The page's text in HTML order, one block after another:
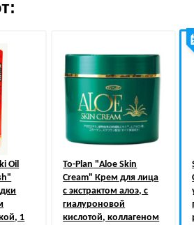
Oil
1
To-Plan "Aloe Skin
Cream" Крем для лица
с экстрактом алоэ, с
гиалуроновой
кислотой, коллагеном